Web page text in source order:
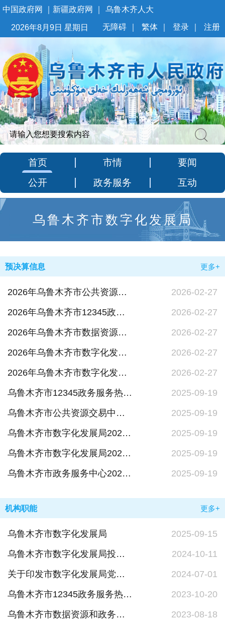
中国政府网 新疆政府网 乌鲁木齐人大
2026年8月9日 星期日 无障碍 繁体 登录 注册
首页 市情
要闻
公开
政务服务 互动
乌鲁木齐市数字化发展局
预决算信息 更多+
2026年乌鲁木齐市公共资源交易中心（乌鲁木齐市政府采购中心）单位预算公开
2026-02-27
2026年乌鲁木齐市12345政务服务热线中心单位预算公开
2026-02-27
2026年乌鲁木齐市数据资源和政务服务中心单位预算公开
2026-02-27
2026年乌鲁木齐市数字化发展局单位预算公开
2026-02-27
2026年乌鲁木齐市数字化发展局部门预算公开
2026-02-27
乌鲁木齐市12345政务服务热线中心2024年单位决算公开
2025-09-19
乌鲁木齐市公共资源交易中心（乌鲁木齐市政府采购中心）2024年单位决算公开
2025-09-19
乌鲁木齐市数字化发展局2024年部门决算公开
2025-09-19
乌鲁木齐市数字化发展局2024年单位决算公开
2025-09-19
乌鲁木齐市政务服务中心2024年单位决算公开
2025-09-19
机构职能 更多+
乌鲁木齐市数字化发展局
2025-09-15
乌鲁木齐市数字化发展局投诉建议渠道
2024-10-11
关于印发市数字化发展局党组班子成员工作分工的通知
2024-07-01
乌鲁木齐市12345政务服务热线中心机构编制概况
2023-10-20
乌鲁木齐市数据资源和政务服务中心机构概况
2023-08-18